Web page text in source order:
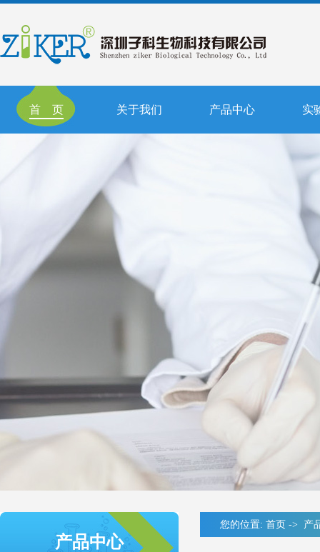
首 页 关于我们 产品中心 实
产品中心
您的位置: 首页 -> 产